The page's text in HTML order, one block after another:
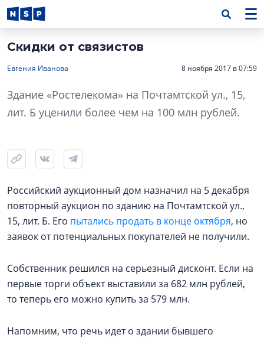
Скидки от связистов
Евгения Иванова 8 ноября 2017 в 07:59
Здание «Ростелекома» на Почтамтской ул., 15,
лит. Б уценили более чем на 100 млн рублей.
Российский аукционный дом назначил на 5 декабря
повторный аукцион по зданию на Почтамтской ул.,
15, лит. Б. Его пытались продать в конце октября, но
заявок от потенциальных покупателей не получили.
Собственник решился на серьезный дисконт. Если на
первые торги объект выставили за 682 млн рублей,
то теперь его можно купить за 579 млн.
Напомним, что речь идет о здании бывшего